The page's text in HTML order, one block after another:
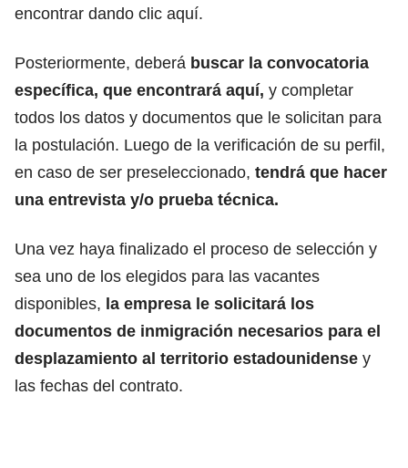
encontrar dando clic aquí.
Posteriormente, deberá buscar la convocatoria
específica, que encontrará aquí, y completar
todos los datos y documentos que le solicitan para
la postulación. Luego de la verificación de su perfil,
en caso de ser preseleccionado, tendrá que hacer
una entrevista y/o prueba técnica.
Una vez haya finalizado el proceso de selección y
sea uno de los elegidos para las vacantes
disponibles, la empresa le solicitará los
documentos de inmigración necesarios para el
desplazamiento al territorio estadounidense y
las fechas del contrato.